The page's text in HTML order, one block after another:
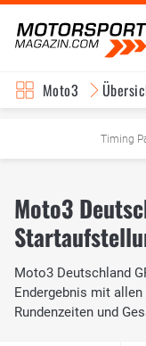
Moto3
Timing
Moto3
Moto3 Deutschland
Endergebnis mit
Rundenzeiten und